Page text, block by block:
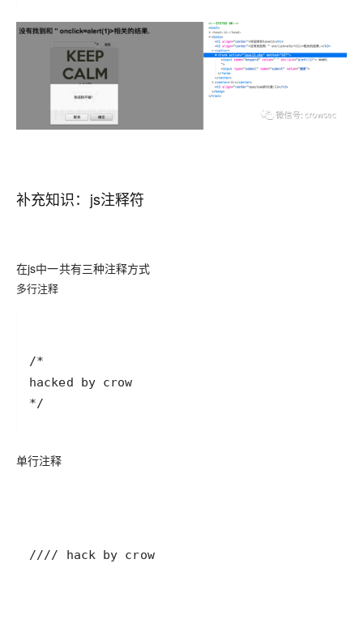
补充知识：js注释符
在js中一共有三种注释方式
多行注释
*/
单行注释
//// hack by crow